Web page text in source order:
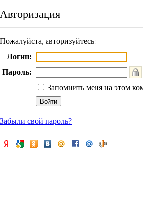
Авторизация
Пожалуйста, авторизуйтесь:
Логин:
Пароль:
Запомнить меня на этом
Забыли свой пароль?